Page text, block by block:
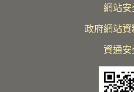
網站安
政府網站資
資通安